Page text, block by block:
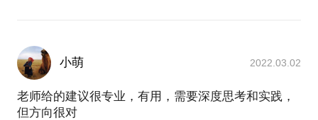
小萌 2022.03.02
老师给的建议很专业，有用，需要深度思考和实践，
但方向很对